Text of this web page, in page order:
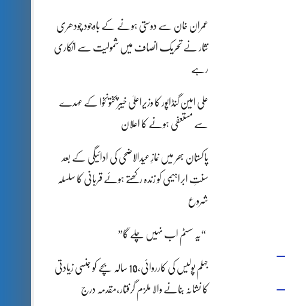
عمران خان سے دوستی ہونے کے باوجود چودھری
نثار نے تحریک انصاف میں شمولیت سے انکاری
رہے
علی امین گنڈاپور کا وزیراعلیٰ خیبرپختونخوا کے عہدے
سے مستعفی ہونے کا اعلان
پاکستان بھر میں نمازِ عیدالاضحی کی ادائیگی کے بعد
سنتِ ابراہیمی کو زندہ رکھتے ہوئے قربانی کا سلسلہ
شروع
“یہ سسٹم اب نہیں چلے گا”
جہلم پولیس کی کارروائی،10 سالہ بچے کو جنسی زیادتی
کا نشانہ بنانے والا ملزم گرفتار،مقدمہ درج